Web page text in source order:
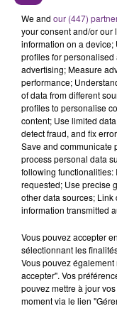
LE MAGASIN
SES PORTES
C'était l'une des
rémois. Le
fermer ses
TITRES
21h08
21h08
TAYLOR SWIFT
I Knew It, I Knew
We and our (447)
your consent and/or our
information on a
profiles for
advertising; Measure
performance;
of data from different
profiles to personalise
content; Use limited
detect fraud, and fix
Save and communicate
process personal data
following functionalities:
requested; Use precise
other data sources;
information transmitted
Vous pouvez accepter
sélectionnant les
Vous pouvez
accepter". Vos
pouvez mettre à jour
moment via le lien